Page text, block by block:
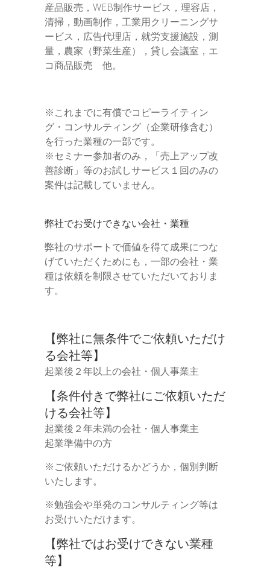
産品販売，WEB制作サービス，理容店，
清掃，動画制作，工業用クリーニングサ
ービス，広告代理店，就労支援施設，測
量，農家（野菜生産），貸し会議室，エ
コ商品販売 他。
※これまでに有償でコピーライティン
グ・コンサルティング（企業研修含む）
を行った業種の一部です。
※セミナー参加者のみ，「売上アップ改
善診断」等のお試しサービス１回のみの
案件は記載していません。
弊社でお受けできない会社・業種
弊社のサポートで価値を得て成果につな
げていただくためにも，一部の会社・業
種は依頼を制限させていただいておりま
す。
【弊社に無条件でご依頼いただけ
る会社等】
起業後２年以上の会社・個人事業主
【条件付きで弊社にご依頼いただ
ける会社等】
起業後２年未満の会社・個人事業主
起業準備中の方
※ご依頼いただけるかどうか，個別判断
いたします。
※勉強会や単発のコンサルティング等は
お受けいただけます。
【弊社ではお受けできない業種
等】